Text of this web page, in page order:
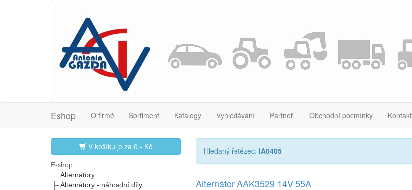
Eshop O firmě Sortiment Katalogy Vyhledávání Partneři Obchodní podmínky Kontakt
V košíku je za 0,- Kč
E-shop
Alternátory
Alternátory - náhradní díly
Hledaný řetězec: IA0405
Alternátor AAK3529 14V 55A